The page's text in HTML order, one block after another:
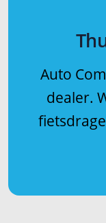
Auto
dealer.